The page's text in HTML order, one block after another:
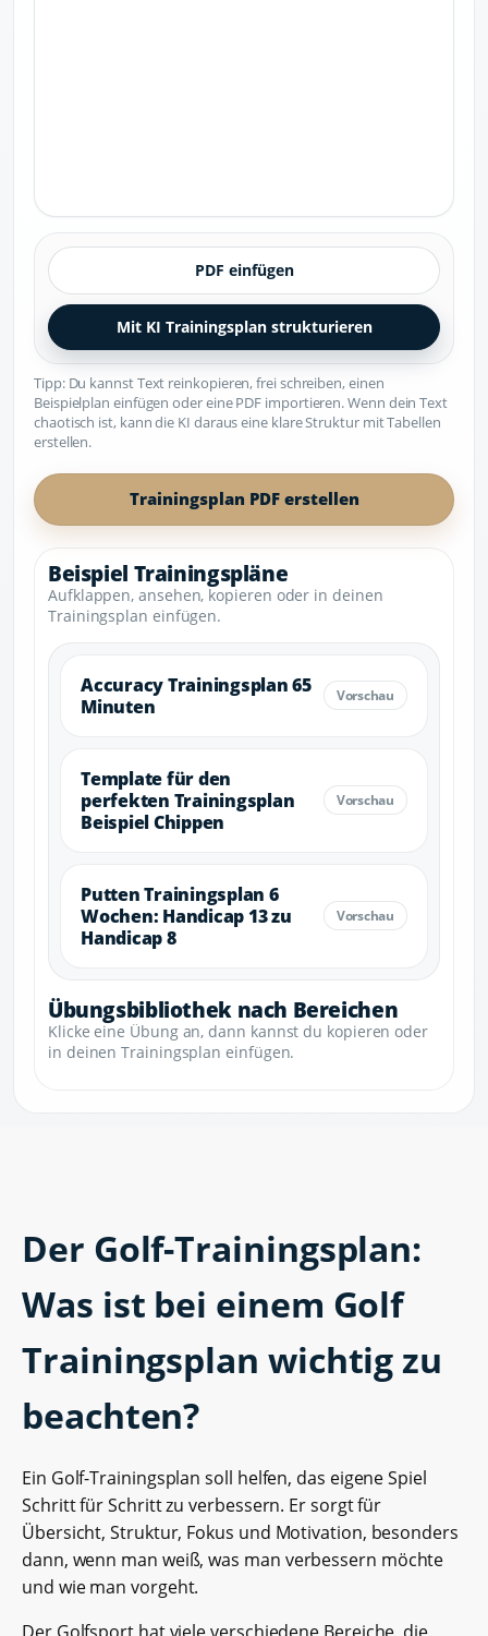
PDF einfügen
Mit KI Trainingsplan strukturieren
Tipp: Du kannst Text reinkopieren, frei schreiben, einen
Beispielplan einfügen oder eine PDF importieren. Wenn dein Text
chaotisch ist, kann die KI daraus eine klare Struktur mit Tabellen
erstellen.
Trainingsplan PDF erstellen
Beispiel Trainingspläne
Aufklappen, ansehen, kopieren oder in deinen
Trainingsplan einfügen.
Accuracy Trainingsplan 65
Minuten
Template für den
perfekten Trainingsplan
Beispiel Chippen
Putten Trainingsplan 6
Wochen: Handicap 13 zu
Handicap 8
Übungsbibliothek nach Bereichen
Klicke eine Übung an, dann kannst du kopieren oder
in deinen Trainingsplan einfügen.
Der Golf-Trainingsplan:
Was ist bei einem Golf
Trainingsplan wichtig zu
beachten?
Ein Golf-Trainingsplan soll helfen, das eigene Spiel
Schritt für Schritt zu verbessern. Er sorgt für
Übersicht, Struktur, Fokus und Motivation, besonders
dann, wenn man weiß, was man verbessern möchte
und wie man vorgeht.